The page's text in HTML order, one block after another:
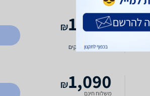
תוך
1,049
₪
עד 5 ימי עסקים
1,090
₪
משלוח חינם